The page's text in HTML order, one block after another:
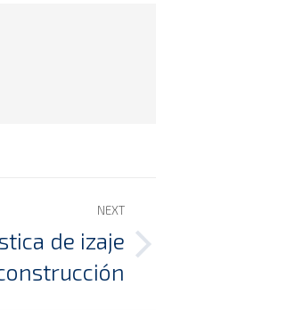
NEXT
de izaje